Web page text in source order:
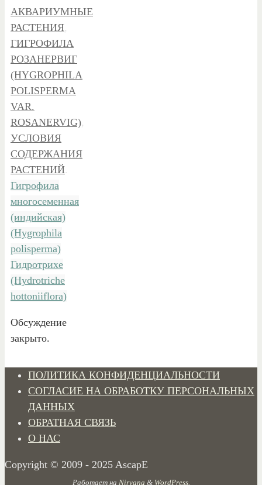
АКВАРИУМНЫЕ
РАСТЕНИЯ,
ГИГРОФИЛА
РОЗАНЕРВИГ
(HYGROPHILA
POLISPERMA
VAR.
ROSANERVIG),
УСЛОВИЯ
СОДЕРЖАНИЯ
РАСТЕНИЙ.
Гигрофила
многосеменная
(индийская)
(Hygrophila
polisperma)
Гидротрихе
(Hydrotriche
hottoniiflora)
Обсуждение
закрыто.
ПОЛИТИКА КОНФИДЕНЦИАЛЬНОСТИ
СОГЛАСИЕ НА ОБРАБОТКУ ПЕРСОНАЛЬНЫХ
ДАННЫХ
ОБРАТНАЯ СВЯЗЬ
О НАС
Copyright © 2009 - 2025 AscapE
Работает на Nirvana & WordPress.